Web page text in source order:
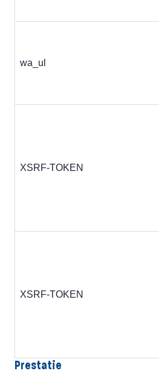
wa_ul
XSRF-TOKEN
XSRF-TOKEN
Prestatie